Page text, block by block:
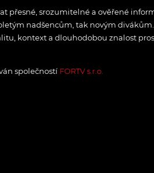
přesné, srozumitelné a ověřené
nadšencům, tak novým
kontext a dlouhodobou znalost
společností FORTV s.r.o.